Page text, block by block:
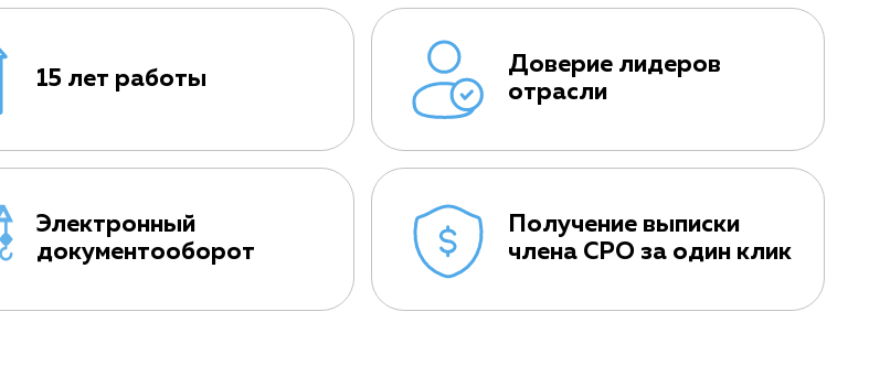
15 лет работы
Доверие лидеров
отрасли
Электронный
документооборот
Получение выписки
члена СРО за один клик